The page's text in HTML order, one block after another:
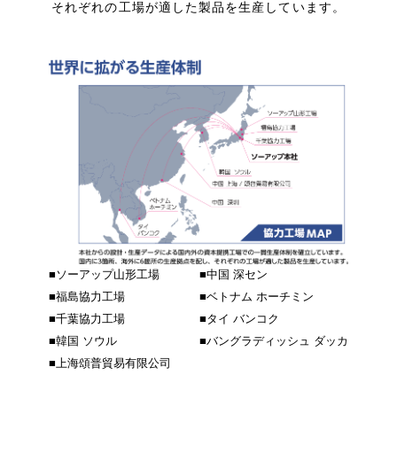
それぞれの工場が適した製品を生産しています。
■ ソーアップ山形工場
■福島協力工場
■千葉協力工場
■韓国 ソウル
■ 上海頌普貿易有限公司
■中国 深セン
■ベトナム ホーチミン
■タイ バンコク
■バングラディッシュ ダッカ